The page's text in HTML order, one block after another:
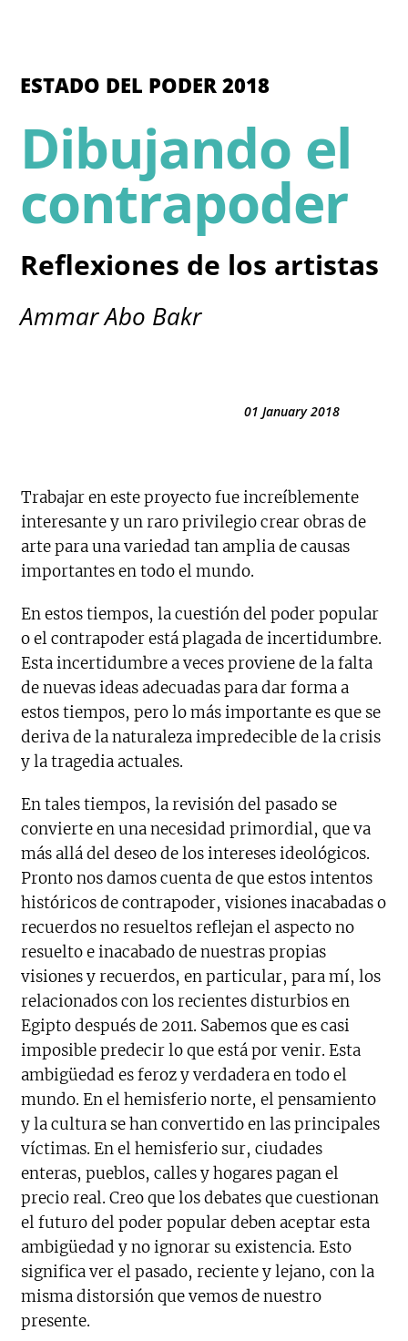
ESTADO DEL PODER 2018
Dibujando el
contrapoder
Reflexiones de los artistas
Ammar Abo Bakr
01 January 2018
Trabajar en este proyecto fue increíblemente
interesante y un raro privilegio crear obras de
arte para una variedad tan amplia de causas
importantes en todo el mundo.
En estos tiempos, la cuestión del poder popular
o el contrapoder está plagada de incertidumbre.
Esta incertidumbre a veces proviene de la falta
de nuevas ideas adecuadas para dar forma a
estos tiempos, pero lo más importante es que se
deriva de la naturaleza impredecible de la crisis
y la tragedia actuales.
En tales tiempos, la revisión del pasado se
convierte en una necesidad primordial, que va
más allá del deseo de los intereses ideológicos.
Pronto nos damos cuenta de que estos intentos
históricos de contrapoder, visiones inacabadas o
recuerdos no resueltos reflejan el aspecto no
resuelto e inacabado de nuestras propias
visiones y recuerdos, en particular, para mí, los
relacionados con los recientes disturbios en
Egipto después de 2011. Sabemos que es casi
imposible predecir lo que está por venir. Esta
ambigüedad es feroz y verdadera en todo el
mundo. En el hemisferio norte, el pensamiento
y la cultura se han convertido en las principales
víctimas. En el hemisferio sur, ciudades
enteras, pueblos, calles y hogares pagan el
precio real. Creo que los debates que cuestionan
el futuro del poder popular deben aceptar esta
ambigüedad y no ignorar su existencia. Esto
significa ver el pasado, reciente y lejano, con la
misma distorsión que vemos de nuestro
presente.